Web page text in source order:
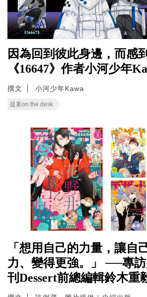
因為回到彼此身邊，而
《16647》作者小河少年
撰文 小河少年Kawa
提案on the desk
「想用自己的力量，讓自
力、變得更強。」 ──專訪
刊Dessert前總編輯鈴木重